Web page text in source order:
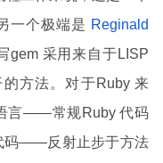
一个极端是 Reginald
gem 采用来自于LISP
方法。对于Ruby 来
言——常规Ruby 代码
码——反射止步于方法